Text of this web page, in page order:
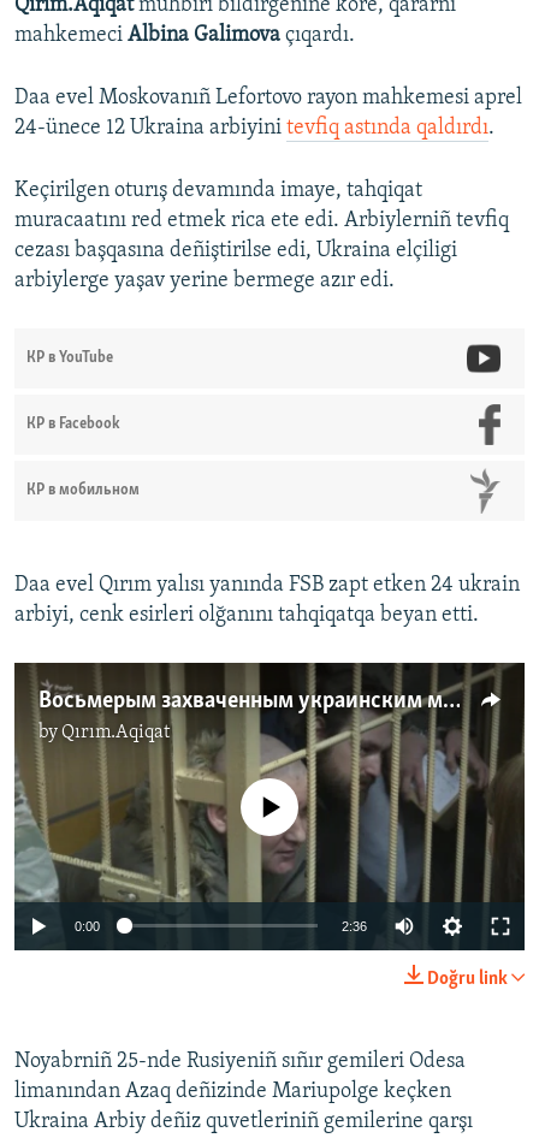
Qırım.Aqiqatmühbiri bildirgenine köre, qararnı
mahkemeci Albina Galimova çıqardı.
Daa evel Moskovanıñ Lefortovo rayon mahkemesi aprel
24-ünece 12 Ukraina arbiyini tevfiq astında qaldırdı.
Keçirilgen oturış devamında imaye, tahqiqat
muracaatını red etmek rica ete edi. Arbiylerniñ tevfiq
cezası başqasına deñiştirilse edi, Ukraina elçiligi
arbiylerge yaşav yerine bermege azır edi.
КР в YouTube
КР в Facebook
КР в мобильном
Daa evel Qırım yalısı yanında FSB zapt etken 24 ukrain
arbiyi, cenk esirleri olğanını tahqiqatqa beyan etti.
Восьмерым захваченным украинским морякам продлили арест (видео)
byQırım.Aqiqat
No media source currently available
0:00 2:36
Doğru link
Noyabrniñ 25-nde Rusiyeniñ sıñır gemileri Odesa
limanından Azaq deñizinde Mariupolge keçken
Ukraina Arbiy deñiz quvetleriniñ gemilerine qarşı